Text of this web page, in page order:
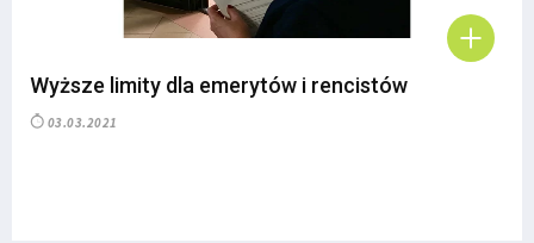
Wyższe limity dla emerytów i rencistów
03.03.2021